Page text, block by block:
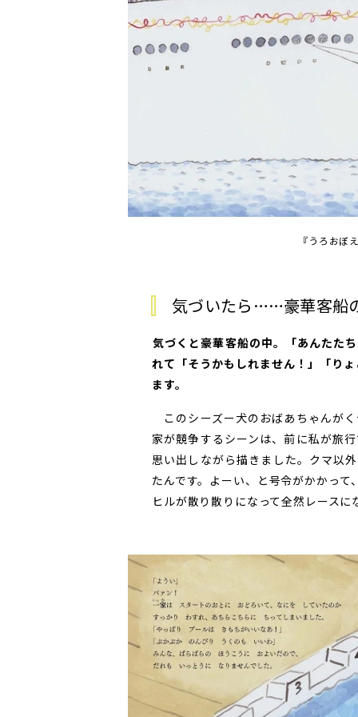
『うろおぼ
気づいたら……豪華客船
――気づくと豪華客船の中。「あんた
れて「そうかもしれません！」「り
ます。
このシーズー犬のおばあちゃんが
家が競争するシーンは、前に私が旅
思い出しながら描きました。クマ以
たんです。よーい、と号令がかかっ
ヒルが散り散りになって全然レース